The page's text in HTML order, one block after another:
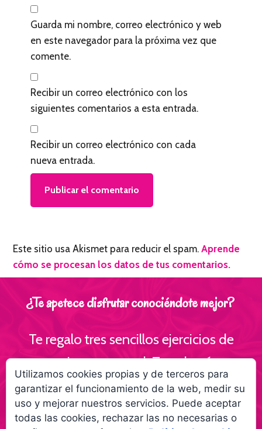
Guarda mi nombre, correo electrónico y web
en este navegador para la próxima vez que
comente.
Recibir un correo electrónico con los
siguientes comentarios a esta entrada.
Recibir un correo electrónico con cada
nueva entrada.
Este sitio usa Akismet para reducir el spam.Aprende
cómo se procesan los datos de tus comentarios.
¿Te apetece disfrutar conociéndote mejor?
Te regalo tres sencillos ejercicios de
escritura personal ¡Te volverás
interesante para ti!
Empieza a creer más en ti gracias a la
Utilizamos cookies propias y de terceros para
garantizar el funcionamiento de la web, medir su
uso y mejorar nuestros servicios. Puede aceptar
todas las cookies, rechazar las no necesarias o